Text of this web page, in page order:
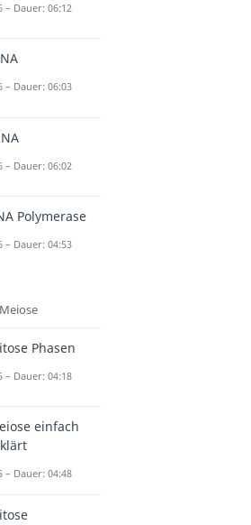
– Dauer: 06:12
– Dauer: 06:03
– Dauer: 06:02
Polymerase
– Dauer: 04:53
Phasen
– Dauer: 04:18
einfach
– Dauer: 04:48